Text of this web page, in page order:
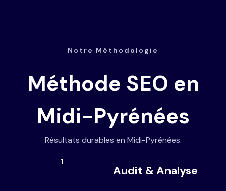
Notre Méthodologie
Méthode SEO en
Midi-Pyrénées
Résultats durables en Midi-Pyrénées.
1
Audit & Analyse